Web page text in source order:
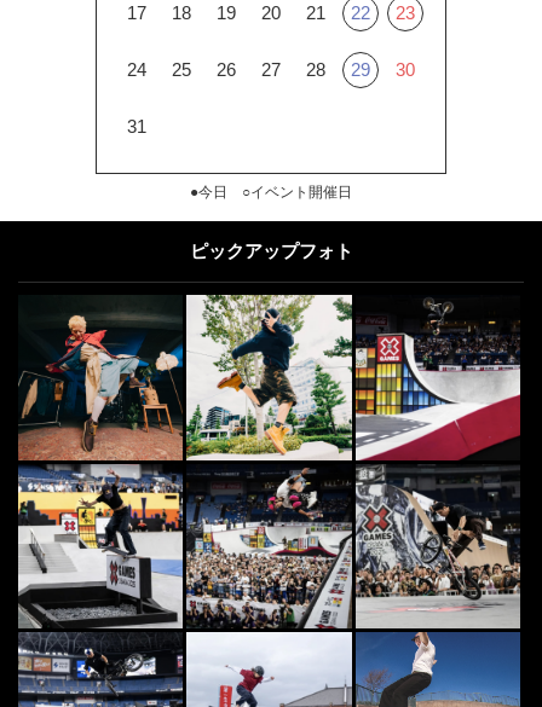
17 18 19 20 21 22 23
24 25 26 27 28 29 30
31
●今日 ○イベント開催日
ピックアップフォト